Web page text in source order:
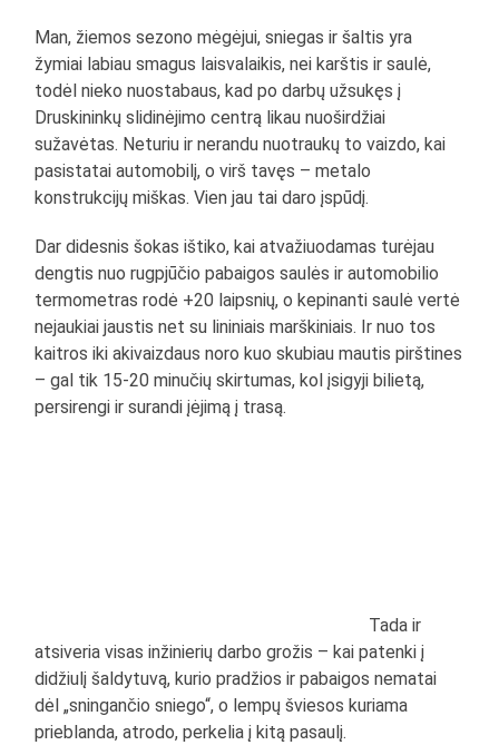
Man, žiemos sezono mėgėjui, sniegas ir šaltis yra
žymiai labiau smagus laisvalaikis, nei karštis ir saulė,
todėl nieko nuostabaus, kad po darbų užsukęs į
Druskininkų slidinėjimo centrą likau nuoširdžiai
sužavėtas. Neturiu ir nerandu nuotraukų to vaizdo, kai
pasistatai automobilį, o virš tavęs – metalo
konstrukcijų miškas. Vien jau tai daro įspūdį.
Dar didesnis šokas ištiko, kai atvažiuodamas turėjau
dengtis nuo rugpjūčio pabaigos saulės ir automobilio
termometras rodė +20 laipsnių, o kepinanti saulė vertė
nejaukiai jaustis net su lininiais marškiniais. Ir nuo tos
kaitros iki akivaizdaus noro kuo skubiau mautis pirštines
– gal tik 15-20 minučių skirtumas, kol įsigyji bilietą,
persirengi ir surandi įėjimą į trasą.
Tada ir
atsiveria visas inžinierių darbo grožis – kai patenki į
didžiulį šaldytuvą, kurio pradžios ir pabaigos nematai
dėl „sningančio sniego“, o lempų šviesos kuriama
prieblanda, atrodo, perkelia į kitą pasaulį.